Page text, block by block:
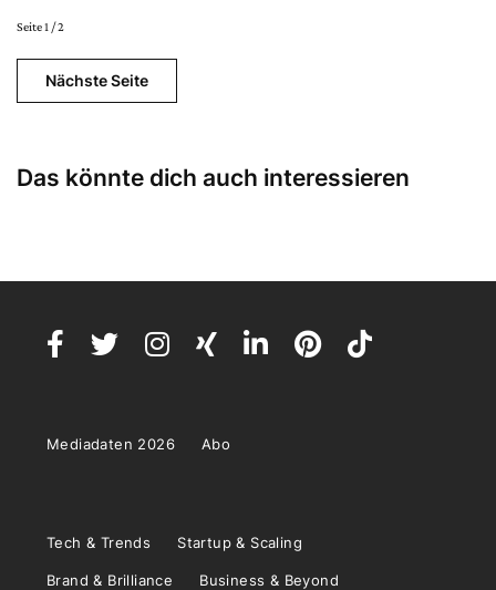
Seite 1 / 2
Nächste Seite
Das könnte dich auch interessieren
Mediadaten 2026 Abo
Tech & Trends Startup & Scaling
Brand & Brilliance Business & Beyond